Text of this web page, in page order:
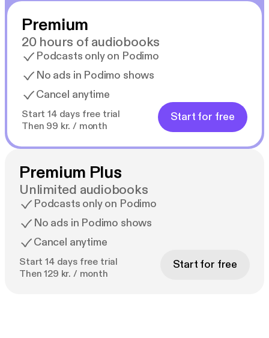
Premium
20 hours of audiobooks
Podcasts only on Podimo
No ads in Podimo shows
Cancel anytime
Start 14 days free trial
Then 99 kr. / month
Start for free
Premium Plus
Unlimited audiobooks
Podcasts only on Podimo
No ads in Podimo shows
Cancel anytime
Start 14 days free trial
Then 129 kr. / month
Start for free